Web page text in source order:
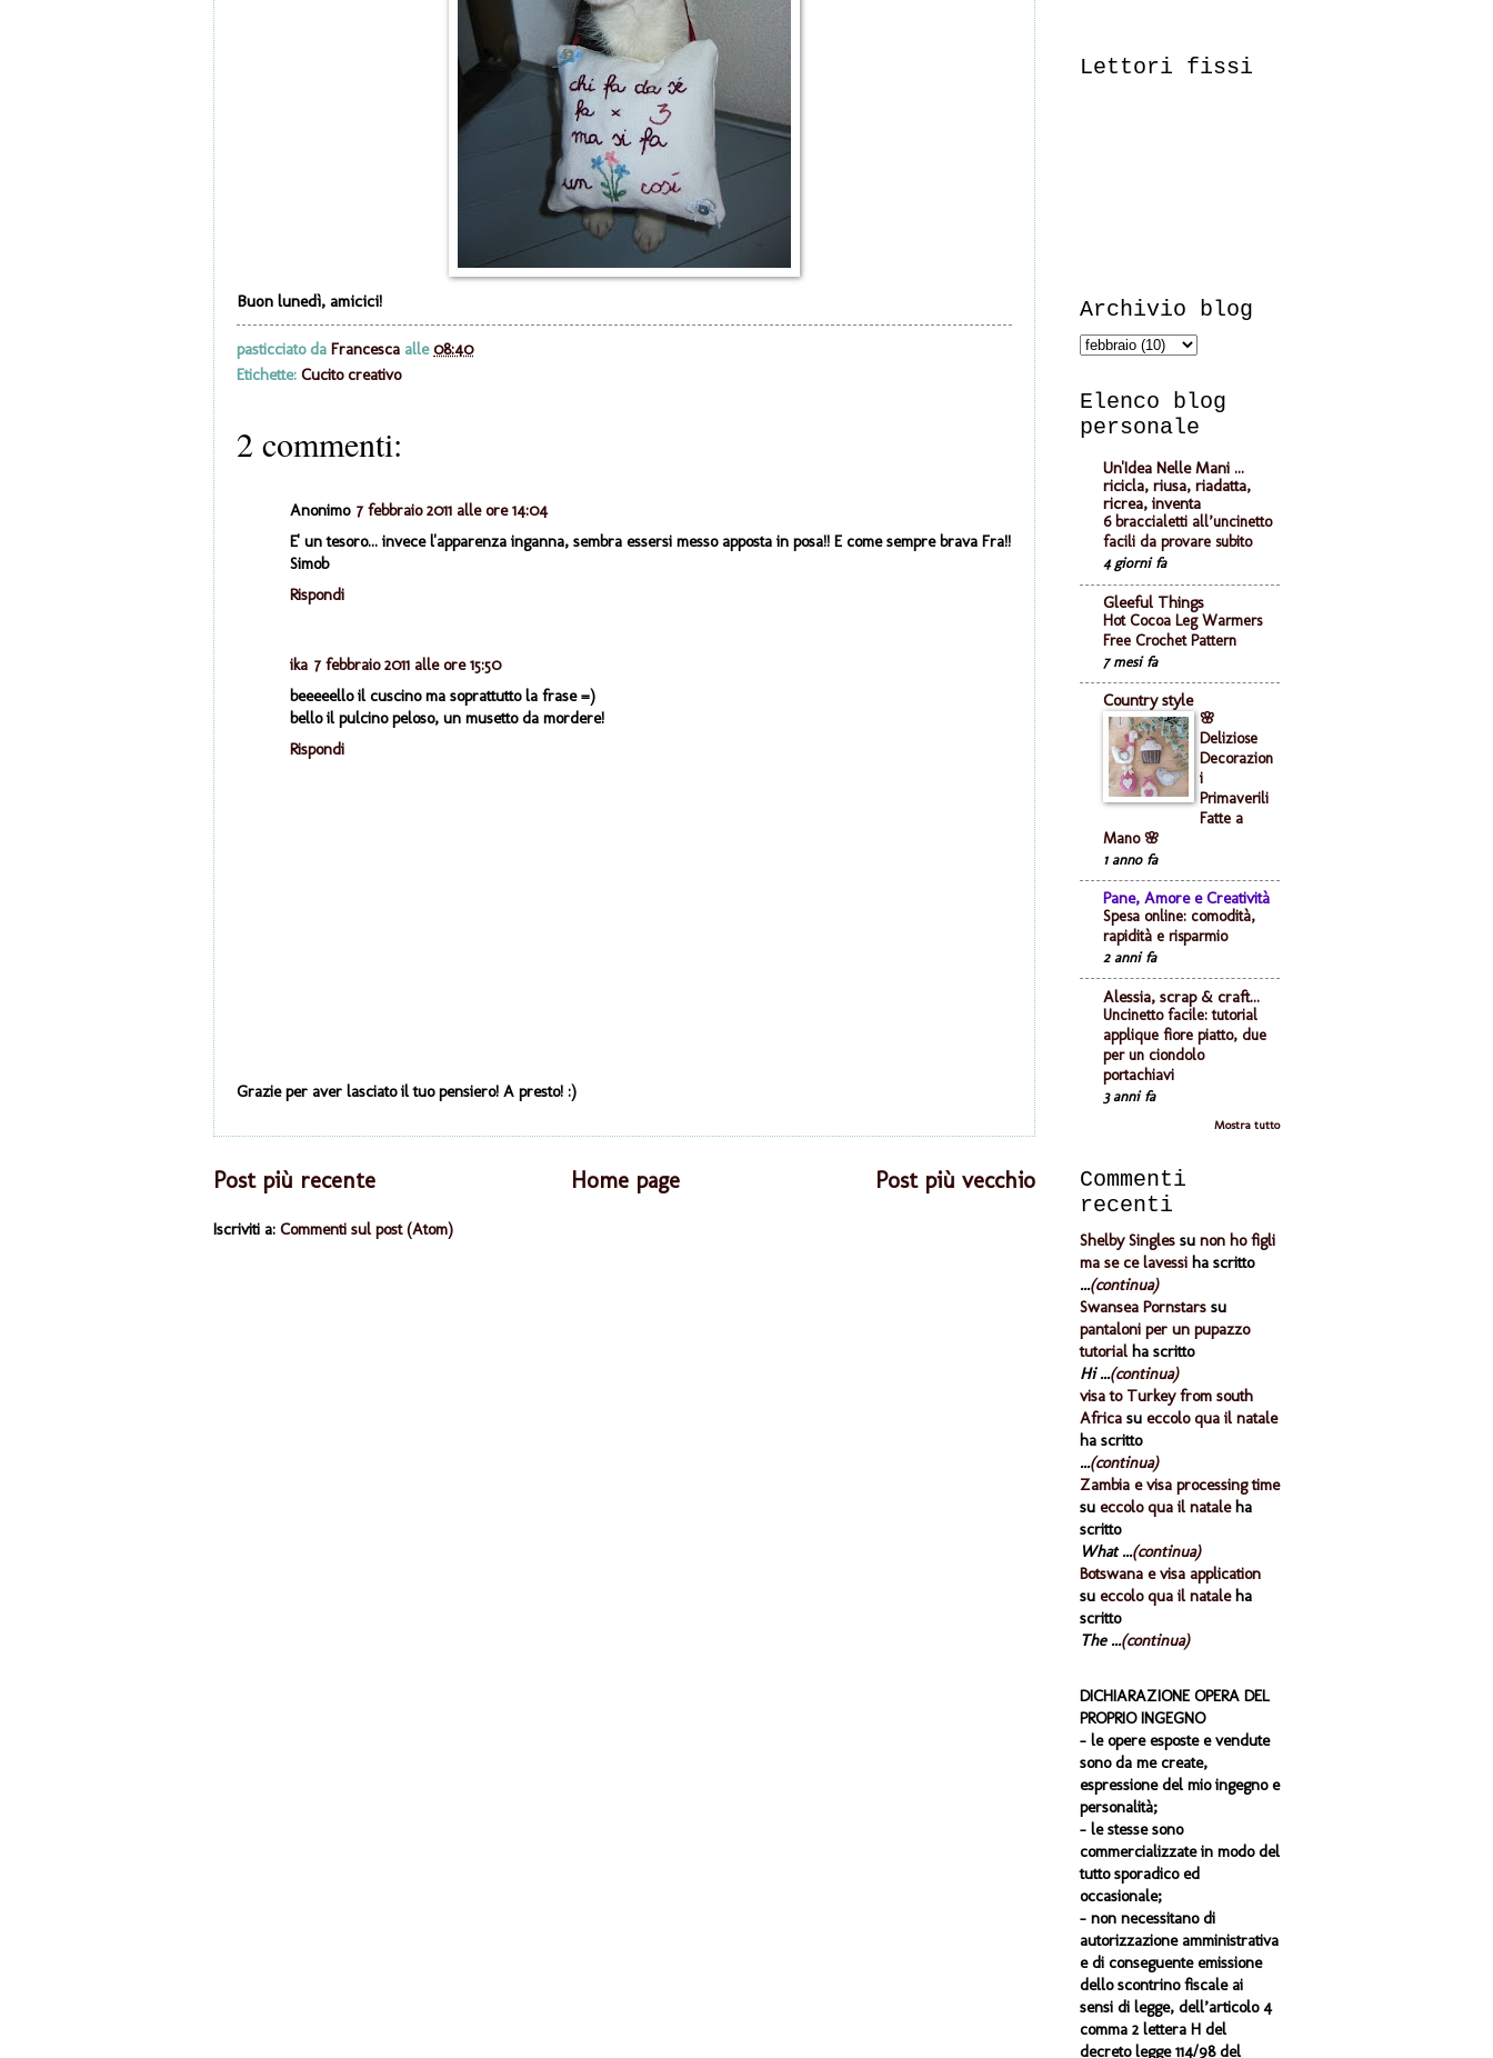
Buon lunedì, amicici!
pasticciato da Francesca alle08:40
Etichette: Cucito creativo
2 commenti:
Anonimo 7 febbraio 2011 alle ore 14:04
E' un tesoro... invece l'apparenza inganna, sembra essersi messo apposta in posa!! E come sempre brava Fra!!
Simob
Rispondi
ika 7 febbraio 2011 alle ore 15:50
beeeeello il cuscino ma soprattutto la frase =)
bello il pulcino peloso, un musetto da mordere!
Rispondi
Grazie per aver lasciato il tuo pensiero! A presto! :)
Post più recente Post più vecchio
Home page
Iscriviti a: Commenti sul post (Atom)
Lettori fissi
Archivio blog
Elenco blog
personale
Un'Idea Nelle Mani ...
ricicla, riusa, riadatta,
ricrea, inventa
6 braccialetti all’uncinetto
facili da provare subito
4 giorni fa
Gleeful Things
Hot Cocoa Leg Warmers
Free Crochet Pattern
7 mesi fa
Country style
🌸
Deliziose
Decorazion
i
Primaverili
Fatte a
Mano 🌸
1 anno fa
Pane, Amore e Creatività
Spesa online: comodità,
rapidità e risparmio
2 anni fa
Alessia, scrap & craft...
Uncinetto facile: tutorial
applique fiore piatto, due
per un ciondolo
portachiavi
3 anni fa
Mostra tutto
Commenti
recenti
Shelby Singles su non ho figli
ma se ce lavessi ha scritto
...(continua)
Swansea Pornstars su
pantaloni per un pupazzo
tutorialha scritto
Hi ...(continua)
visa to Turkey from south
Africa su eccolo qua il natale
ha scritto
...(continua)
Zambia e visa processing time
su eccolo qua il nataleha
scritto
What ...(continua)
Botswana e visa application
su eccolo qua il nataleha
scritto
The ...(continua)
DICHIARAZIONE OPERA DEL
PROPRIO INGEGNO
- le opere esposte e vendute
sono da me create,
espressione del mio ingegno e
personalità;
- le stesse sono
commercializzate in modo del
tutto sporadico ed
occasionale;
- non necessitano di
autorizzazione amministrativa
e di conseguente emissione
dello scontrino fiscale ai
sensi di legge, dell’articolo 4
comma 2 lettera H del
decreto legge 114/98 del